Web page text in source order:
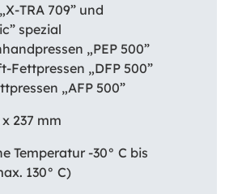
TRA 709” und
spezial
„PEP 500”
Fettpressen „DFP 500”
„AFP 500”
237 mm
Temperatur -30° C bis
130° C)